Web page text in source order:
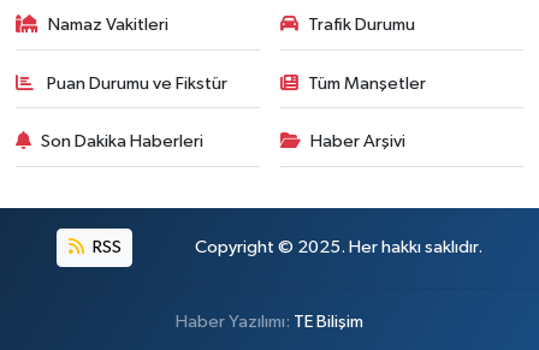
Namaz Vakitleri Trafik Durumu
Puan Durumu ve Fikstür Tüm Manşetler
Son Dakika Haberleri Haber Arşivi
RSS Copyright © 2025. Her hakkı saklıdır.
Haber Yazılımı: TE Bilişim